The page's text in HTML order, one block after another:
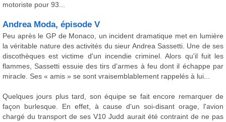
motoriste pour 93...
Andrea Moda, épisode V
Peu après le GP de Monaco, un incident dramatique met en lumière
la véritable nature des activités du sieur Andrea Sassetti. Une de ses
discothèques est victime d'un incendie criminel. Alors qu'il fuit les
flammes, Sassetti essuie des tirs d'armes à feu dont il échappe par
miracle. Ses « amis » se sont vraisemblablement rappelés à lui...
Quelques jours plus tard, son équipe se fait encore remarquer de
façon burlesque. En effet, à cause d'un soi-disant orage, l'avion
chargé du transport de ses V10 Judd aurait été contraint de ne pas